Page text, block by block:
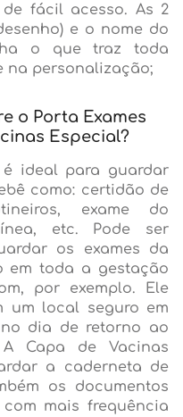
fácil acesso. As 2
e o nome do
o que traz toda
na personalização;
o Porta Exames
Especial?
é ideal para guardar
como: certidão de
exame do
etc. Pode ser
os exames da
em toda a gestação
por exemplo. Ele
um local seguro em
dia de retorno ao
Capa de Vacinas
a caderneta de
os documentos
mais frequência